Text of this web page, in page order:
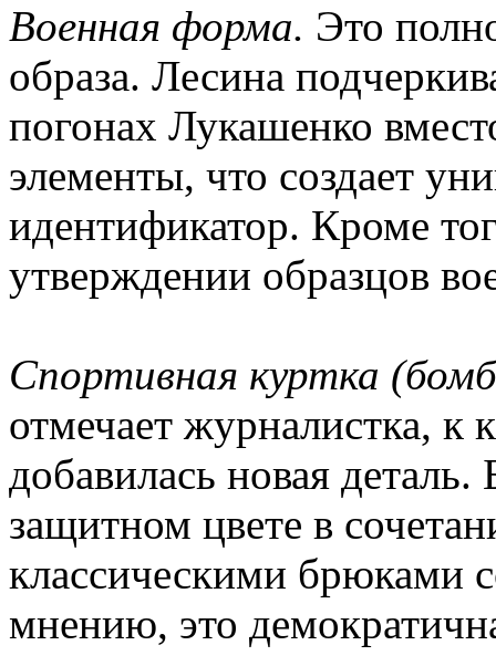
Военная форма. Это
образа. Лесина
погонах Лукашенко
элементы, что создает
идентификатор. Кроме
утверждении образцов
Спортивная куртка
отмечает журналистка, к
добавилась новая
защитном цвете в
классическими брюками
мнению, это